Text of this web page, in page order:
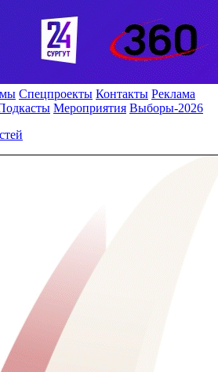
Спецпроекты Контакты Реклама
Мероприятия Выборы-2026